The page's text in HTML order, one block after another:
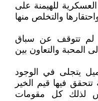
العسكرية للهيمنة على
والتخلص منها
لم تتوقف عن سباق
المحبة والتعاون بين
يتجلى في الوجود
فيها قيم الخير
لذلك كل مقومات